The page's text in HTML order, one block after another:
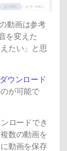
動画は参考
を変えた
たい」と思
ウンロード
が可能で
ロードでき
数の動画を
動画を保存